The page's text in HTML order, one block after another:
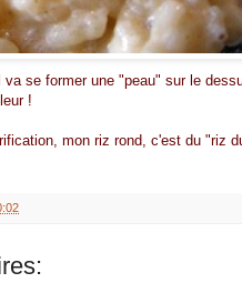
se former une "peau" sur le
!
mon riz rond, c'est du "riz